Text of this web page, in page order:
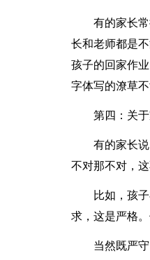
有的家长
长和老师都是
孩子的回家作
字体写的潦草
第四：关于
有的家长
不对那不对，
比如，孩
求，这是严格
当然既严